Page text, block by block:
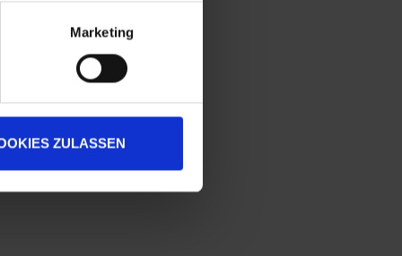
Marketing
ZULASSEN